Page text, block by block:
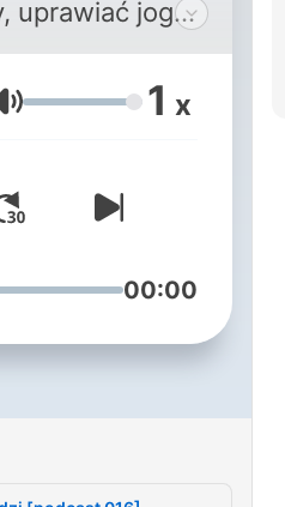
uprawiać jogę,
pokonywać
innym ...
of this
podcast/
Głośność 1 x
00:00